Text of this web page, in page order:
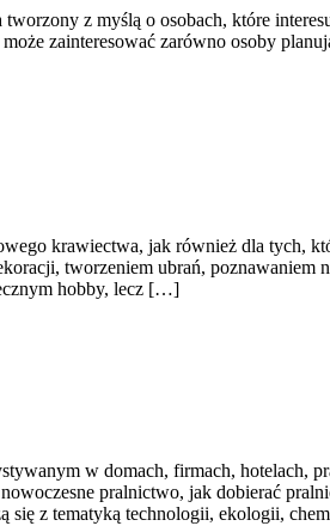
z myślą o osobach, które
zainteresować zarówno osoby
krawiectwa, jak również dla tych,
tworzeniem ubrań, poznawaniem
hobby, lecz […]
w domach, firmach, hotelach,
pralnictwo, jak dobierać
się z tematyką technologii, ekologii,